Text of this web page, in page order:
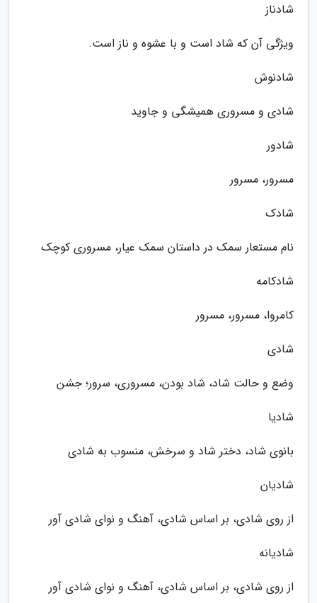
شادناز
ویژگی آن که شاد است و با عشوه و ناز است.
شادنوش
شادی و مسروری همیشگی و جاوید
شادور
مسرور، مسرور
شادک
نام مستعار سمک در داستان سمک عیار، مسروری کوچک
شادکامه
کامروا، مسرور، مسرور
شادی
وضع و حالت شاد، شاد بودن، مسروری، سرور؛ جشن
شادیا
بانوی شاد، دختر شاد و سرخش، منسوب به شادی
شادیان
از روی شادی، بر اساس شادی، آهنگ و نوای شادی آور
شادیانه
از روی شادی، بر اساس شادی، آهنگ و نوای شادی آور